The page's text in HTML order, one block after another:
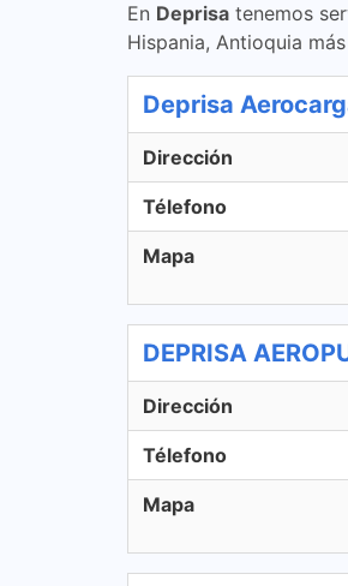
En Deprisa tenemos
Hispania, Antioquia
Deprisa
Dirección
Télefono
Mapa
DEPRISA
Dirección
Télefono
Mapa